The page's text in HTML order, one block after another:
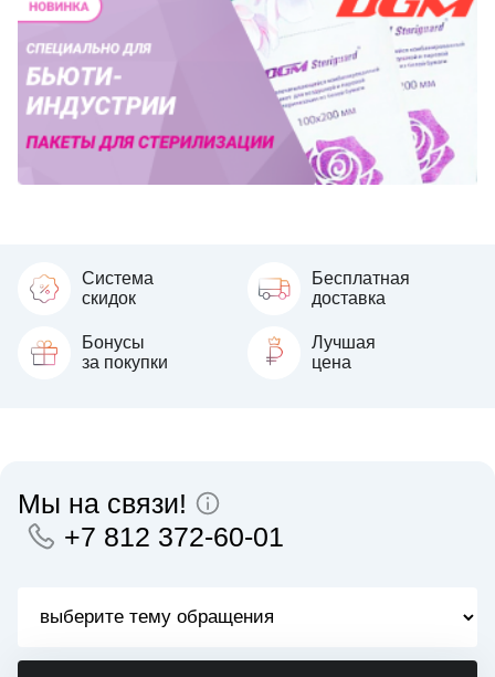
Система
скидок
Бесплатная
доставка
Бонусы
за покупки
Лучшая
цена
Мы на связи!
+7 812 372-60-01